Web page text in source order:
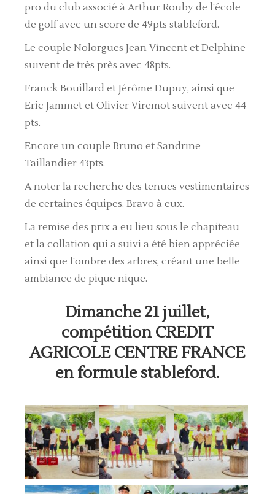
pro du club associé à Arthur Rouby de l’école
de golf avec un score de 49pts stableford.
Le couple Nolorgues Jean Vincent et Delphine
suivent de très près avec 48pts.
Franck Bouillard et Jérôme Dupuy, ainsi que
Eric Jammet et Olivier Viremot suivent avec 44
pts.
Encore un couple Bruno et Sandrine
Taillandier 43pts.
A noter la recherche des tenues vestimentaires
de certaines équipes. Bravo à eux.
La remise des prix a eu lieu sous le chapiteau
et la collation qui a suivi a été bien appréciée
ainsi que l’ombre des arbres, créant une belle
ambiance de pique nique.
Dimanche 21 juillet,
compétition CREDIT
AGRICOLE CENTRE FRANCE
en formule stableford.